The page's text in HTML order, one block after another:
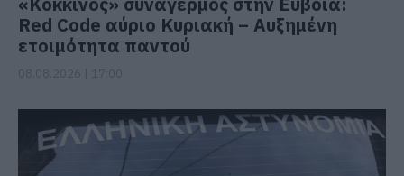
Red Code αύριο Κυριακή – Αυξημένη
ετοιμότητα παντού